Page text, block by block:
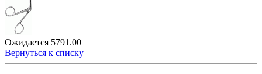
Ожидается 5791.00
Вернуться к списку